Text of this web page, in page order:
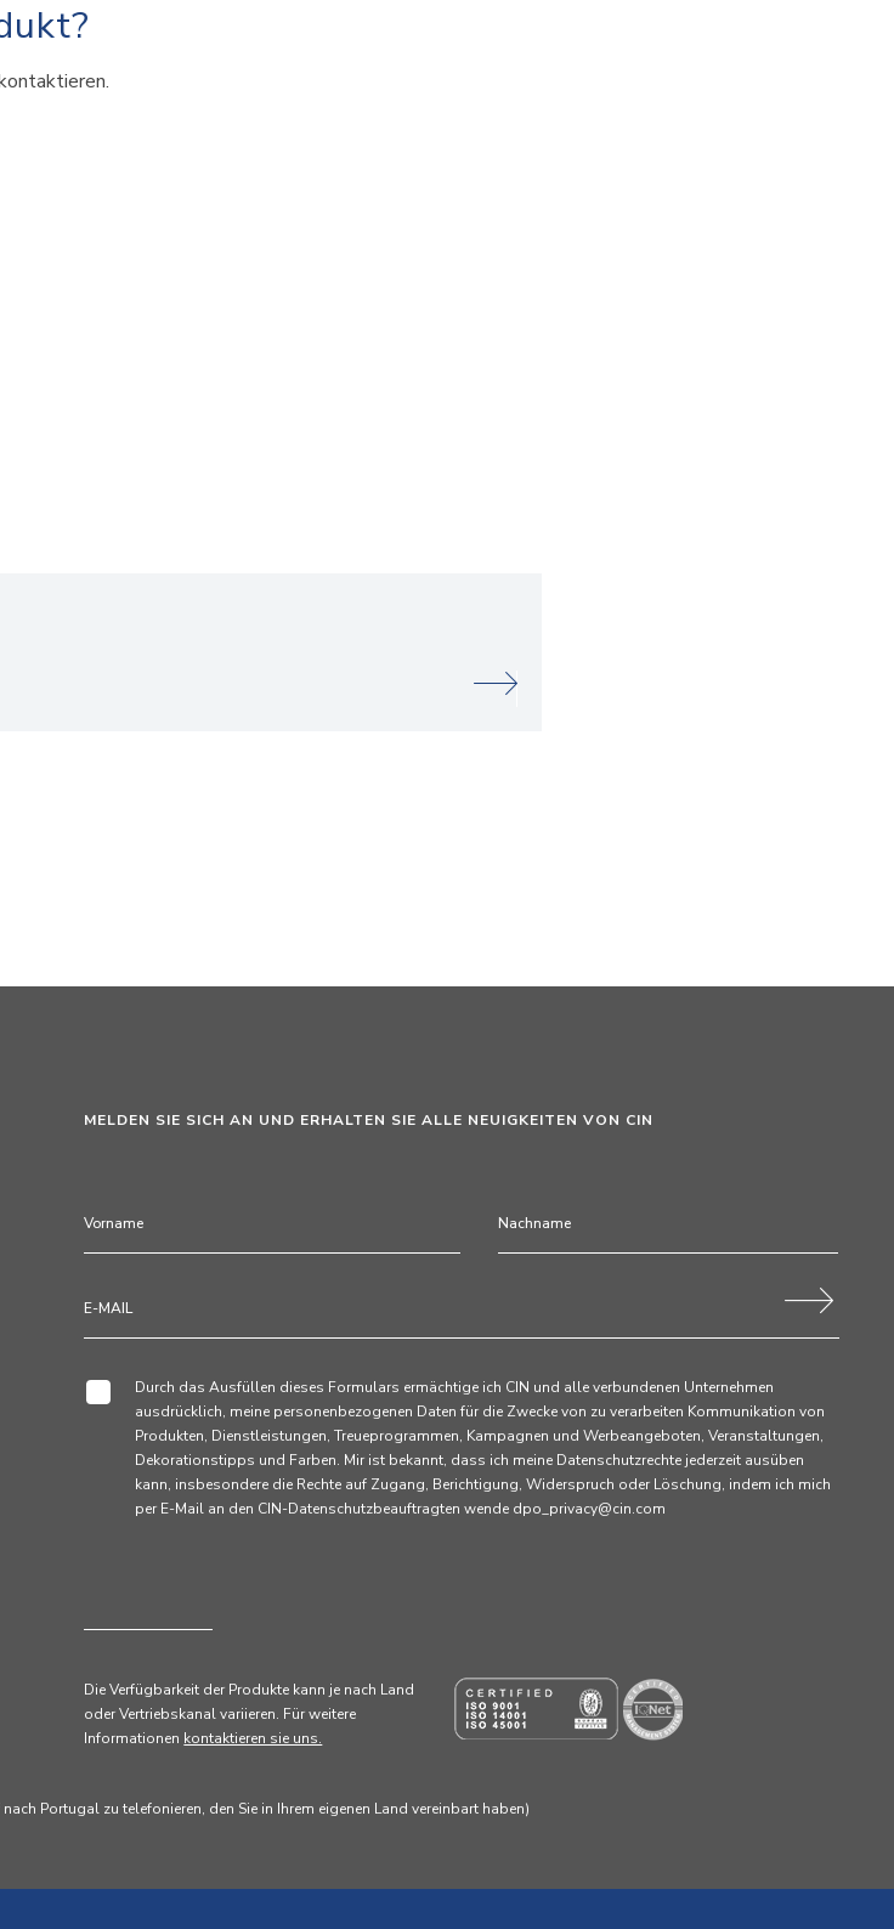
MELDEN SIE SICH AN UND ERHALTEN SIE ALLE NEUIGKEITEN VON CIN
Durch das Ausfüllen dieses Formulars ermächtige ich CIN und alle verbundenen Unternehmen
ausdrücklich, meine personenbezogenen Daten für die Zwecke von zu verarbeiten Kommunikation von
Produkten, Dienstleistungen, Treueprogrammen, Kampagnen und Werbeangeboten, Veranstaltungen,
Dekorationstipps und Farben. Mir ist bekannt, dass ich meine Datenschutzrechte jederzeit ausüben
kann, insbesondere die Rechte auf Zugang, Berichtigung, Widerspruch oder Löschung, indem ich mich
per E-Mail an den CIN-Datenschutzbeauftragten wende dpo_privacy@cin.com
Die Verfügbarkeit der Produkte kann je nach Land
oder Vertriebskanal variieren. Für weitere
Informationen kontaktieren sie uns.
Portugal zu telefonieren, den Sie in Ihrem eigenen Land vereinbart haben)